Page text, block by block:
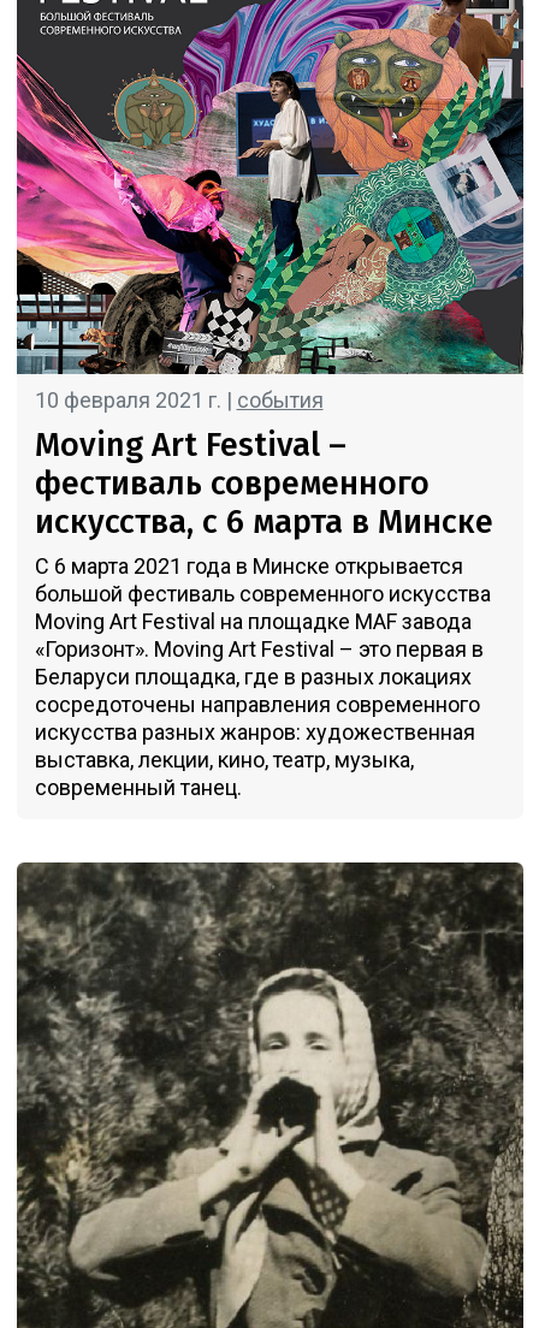
10 февраля 2021 г. | события
Moving Art Festival –
фестиваль современного
искусства, c 6 марта в Минске
С 6 марта 2021 года в Минске открывается
большой фестиваль современного искусства
Moving Art Festival на площадке MAF завода
«Горизонт». Moving Art Festival – это первая в
Беларуси площадка, где в разных локациях
сосредоточены направления современного
искусства разных жанров: художественная
выставка, лекции, кино, театр, музыка,
современный танец.